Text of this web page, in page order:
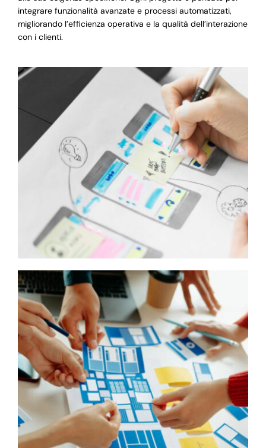
integrare funzionalità avanzate e processi automatizzati,
migliorando l’efficienza operativa e la qualità dell’interazione
con i clienti.